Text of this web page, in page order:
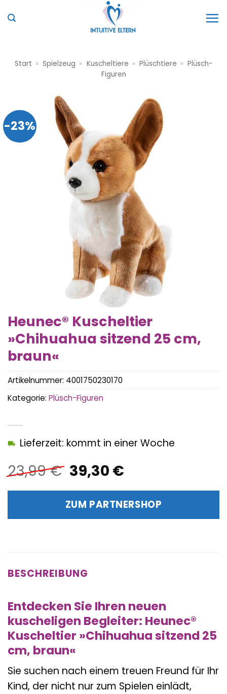
Inhalt
Start » Spielzeug » Kuscheltiere » Plüschtiere » Plüsch-
Figuren
-23%
Heunec® Kuscheltier
»Chihuahua sitzend 25 cm,
braun«
23,99€ Ursprünglicher
Preis
war:
23,99 €
39,30 €Aktueller
ist:
39,30 €.
Lieferzeit: kommt in einer Woche
ZUM PARTNERSHOP
Artikelnummer: 4001750230170
Kategorie: Plüsch-Figuren
BESCHREIBUNG
Entdecken Sie Ihren neuen
kuscheligen Begleiter: Heunec®
Kuscheltier »Chihuahua sitzend 25
cm, braun«
Sie suchen nach einem treuen Freund für Ihr
Kind, der nicht nur zum Spielen einlädt,